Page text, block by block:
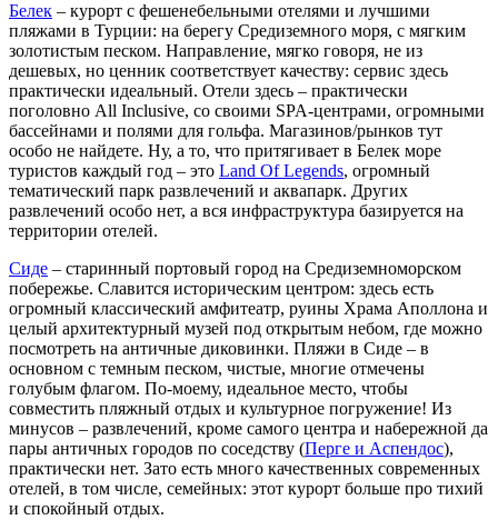
Белек – курорт с фешенебельными отелями и лучшими
пляжами в Турции: на берегу Средиземного моря, с мягким
золотистым песком. Направление, мягко говоря, не из
дешевых, но ценник соответствует качеству: сервис здесь
практически идеальный. Отели здесь – практически
поголовно All Inclusive, со своими SPA-центрами, огромными
бассейнами и полями для гольфа. Магазинов/рынков тут
особо не найдете. Ну, а то, что притягивает в Белек море
туристов каждый год – это Land Of Legends, огромный
тематический парк развлечений и аквапарк. Других
развлечений особо нет, а вся инфраструктура базируется на
территории отелей.
Сиде – старинный портовый город на Средиземноморском
побережье. Славится историческим центром: здесь есть
огромный классический амфитеатр, руины Храма Аполлона и
целый архитектурный музей под открытым небом, где можно
посмотреть на античные диковинки. Пляжи в Сиде – в
основном с темным песком, чистые, многие отмечены
голубым флагом. По-моему, идеальное место, чтобы
совместить пляжный отдых и культурное погружение! Из
минусов – развлечений, кроме самого центра и набережной да
пары античных городов по соседству (Перге и Аспендос),
практически нет. Зато есть много качественных современных
отелей, в том числе, семейных: этот курорт больше про тихий
и спокойный отдых.